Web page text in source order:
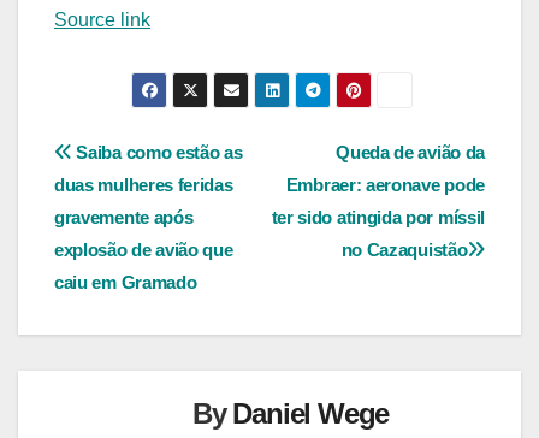
Source link
Navegação
de
Post
Queda de avião da
Embraer: aeronave pode
ter sido atingida por míssil
no Cazaquistão
Saiba como estão as
duas mulheres feridas
gravemente após
explosão de avião que
caiu em Gramado
ByDaniel Wege